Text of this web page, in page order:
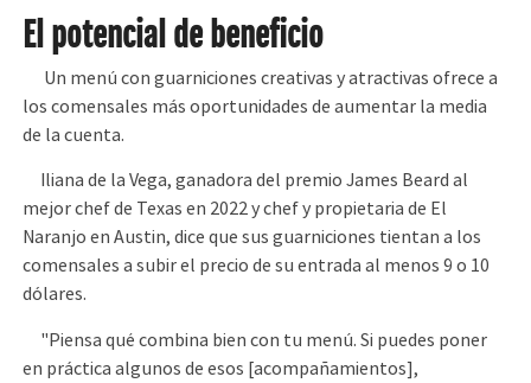
El potencial de beneficio
Un menú con guarniciones creativas y atractivas ofrece a
los comensales más oportunidades de aumentar la media
de la cuenta.
Iliana de la Vega, ganadora del premio James Beard al
mejor chef de Texas en 2022 y chef y propietaria de El
Naranjo en Austin, dice que sus guarniciones tientan a los
comensales a subir el precio de su entrada al menos 9 o 10
dólares.
"Piensa qué combina bien con tu menú. Si puedes poner
en práctica algunos de esos [acompañamientos],